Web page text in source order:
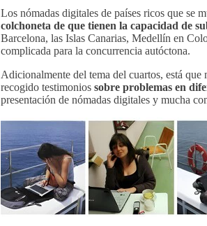
Los nómadas digitales de países ricos que se
colchoneta de que tienen la capacidad de
Barcelona, las Islas Canarias, Medellín en
complicada para la concurrencia autóctona.
Adicionalmente del tema del cuartos, está
recogido testimonios sobre problemas en
presentación de nómadas digitales y mucha